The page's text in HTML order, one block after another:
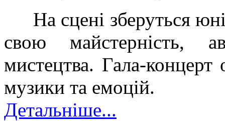
На сцені зберуться
свою майстерність,
мистецтва. Гала-концерт
музики та емоцій.
Детальніше...